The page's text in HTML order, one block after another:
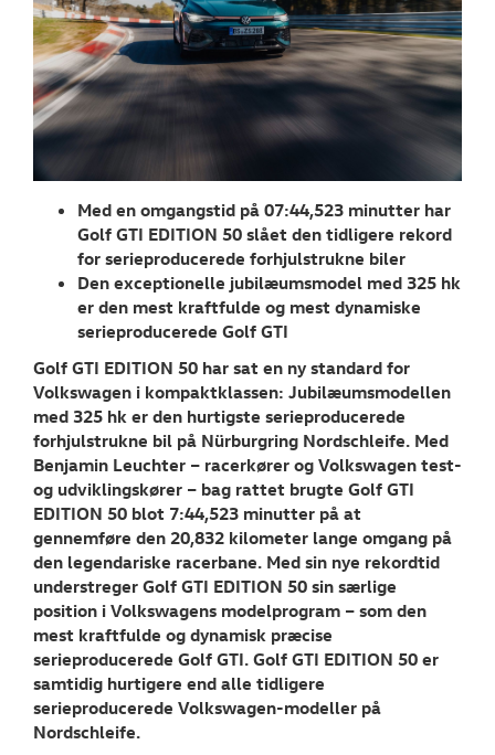
RESERVEDELE
NYHEDER
Tilmeld dig
Aktuelt
OM OS
Med en omgangstid på 07:44,523 minutter har
Golf GTI EDITION 50 slået den tidligere rekord
for serieproducerede forhjulstrukne biler
Den exceptionelle jubilæumsmodel med 325 hk
er den mest kraftfulde og mest dynamiske
serieproducerede Golf GTI
Golf GTI EDITION 50 har sat en ny standard for
Volkswagen i kompaktklassen: Jubilæumsmodellen
med 325 hk er den hurtigste serieproducerede
forhjulstrukne bil på Nürburgring Nordschleife. Med
Benjamin Leuchter – racerkører og Volkswagen test-
og udviklingskører – bag rattet brugte Golf GTI
EDITION 50 blot 7:44,523 minutter på at
gennemføre den 20,832 kilometer lange omgang på
den legendariske racerbane. Med sin nye rekordtid
understreger Golf GTI EDITION 50 sin særlige
position i Volkswagens modelprogram – som den
mest kraftfulde og dynamisk præcise
serieproducerede Golf GTI. Golf GTI EDITION 50 er
samtidig hurtigere end alle tidligere
serieproducerede Volkswagen-modeller på
Nordschleife.